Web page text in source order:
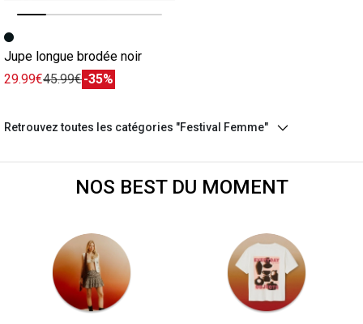
Image précédente
Image suivante
Jupe longue brodée noir
29.99€45.99€-35%
Retrouvez toutes les catégories "Festival Femme"
NOS BEST DU MOMENT